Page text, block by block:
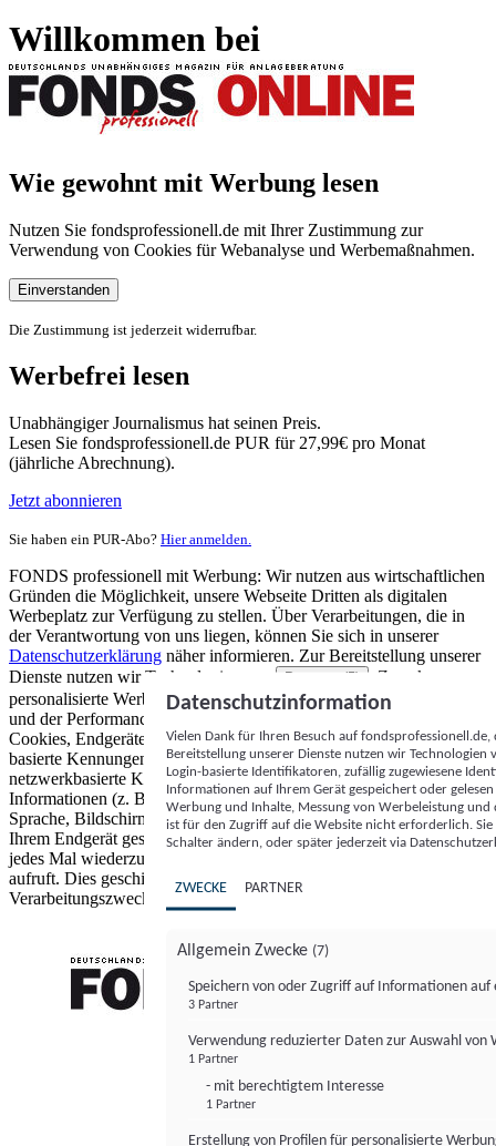
Willkommen bei
Wie gewohnt mit Werbung lesen
Nutzen Sie fondsprofessionell.de mit Ihrer Zustimmung zur
Verwendung von Cookies für Webanalyse und Werbemaßnahmen.
Einverstanden
Die Zustimmung ist jederzeit widerrufbar.
Werbefrei lesen
Unabhängiger Journalismus hat seinen Preis.
Lesen Sie fondsprofessionell.de PUR für 27,99€ pro Monat
(jährliche Abrechnung).
Jetzt abonnieren
Sie haben ein PUR-Abo? Hier anmelden.
FONDS professionell mit Werbung: Wir nutzen aus wirtschaftlichen
Gründen die Möglichkeit, unsere Webseite Dritten als digitalen
Werbeplatz zur Verfügung zu stellen. Über Verarbeitungen, die in
der Verantwortung von uns liegen, können Sie sich in unserer
Datenschutzerklärung näher informieren. Zur Bereitstellung unserer
Dienste nutzen wir Technologien von
Partnern (5)
. Zwecke:
personalisierte Werbung und Inhalte, Messung von Werbeleistung
und der Performance von Inhalten sowie Zielgruppenforschung.
Cookies, Endgeräte- oder ähnliche Online-Kennungen (z. B. login-
basierte Kennungen, zufällig generierte Kennungen,
netzwerkbasierte Kennungen) können zusammen mit anderen
Informationen (z. B. Browsertyp und Browserinformationen,
Sprache, Bildschirmgröße, unterstützte Technologien usw.) auf
Ihrem Endgerät gespeichert oder von dort ausgelesen werden, um es
jedes Mal wiederzuerkennen, wenn es eine App oder einer Webseite
aufruft. Dies geschieht für einen oder mehrere der hier aufgeführten
Verarbeitungszwecke.
Datenschutzinformation
Vielen Dank für Ihren Besuch auf
Bereitstellung unserer Dienste nutzen wir Technologien
Login-basierte Identifikatoren, zufällig zugewiesene
Informationen auf Ihrem Gerät gespeichert oder
Werbung und Inhalte, Messung von Werbeleistung
ist für den Zugriff auf die Website nicht erforderlich.
Schalter ändern, oder später jederzeit via
ZWECKE PARTNER
Allgemein Zwecke (7)
Speichern von oder Zugriff auf Informationen auf
3 Partner
Verwendung reduzierter Daten zur Auswahl von
1 Partner
- mit berechtigtem Interesse
1 Partner
Erstellung von Profilen für personalisierte
FONDS professionell